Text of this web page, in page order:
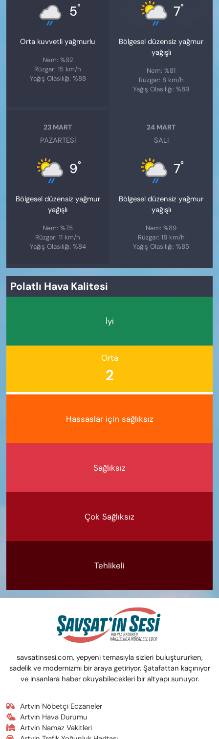
5°
Orta kuvvetli yağmurlu
Nem: %92
Rüzgar: 15 km/h
Yağış Olasılığı: %88
7°
Bölgesel düzensiz yağmur
yağışlı
Nem: %81
Rüzgar: 8 km/h
Yağış Olasılığı: %89
23 MART
PAZARTESI
9°
Bölgesel düzensiz yağmur
yağışlı
Nem: %75
Rüzgar: 11 km/h
Yağış Olasılığı: %84
24 MART
SALI
7°
Bölgesel düzensiz yağmur
yağışlı
Nem: %89
Rüzgar: 18 km/h
Yağış Olasılığı: %85
Polatlı Hava Kalitesi
İyi
Orta
2
Hassaslar için sağlıksız
Sağlıksız
Çok Sağlıksız
Tehlikeli
savsatinsesi.com, yepyeni temasıyla sizleri buluştururken,
sadelik ve modernizmi bir araya getiriyor. Şatafattan kaçınıyor
ve insanlara haber okuyabilecekleri bir altyapı sunuyor.
Artvin Nöbetçi Eczaneler
Artvin Hava Durumu
Artvin Namaz Vakitleri